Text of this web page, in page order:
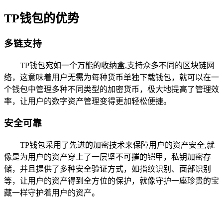
TP钱包的优势
多链支持
TP钱包宛如一个万能的收纳盒,支持众多不同的区块链网
络，这意味着用户无需为每种货币单独下载钱包，就可以在一
个钱包中管理多种不同类型的加密货币，极大地提高了管理效
率，让用户的数字资产管理变得更加轻松便捷。
安全可靠
TP钱包采用了先进的加密技术来保障用户的资产安全,就
像是为用户的资产穿上了一层坚不可摧的铠甲，私钥加密存
储，并且提供了多种安全验证方式，如指纹识别、面部识别
等，让用户的资产得到全方位的保护，就像守护一座珍贵的宝
藏一样守护着用户的资产。